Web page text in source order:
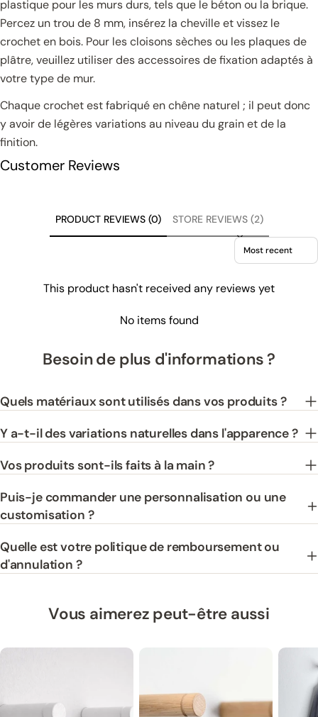
plastique pour les murs durs, tels que le béton ou la brique.
Percez un trou de 8 mm, insérez la cheville et vissez le
crochet en bois. Pour les cloisons sèches ou les plaques de
plâtre, veuillez utiliser des accessoires de fixation adaptés à
votre type de mur.
Chaque crochet est fabriqué en chêne naturel ; il peut donc
y avoir de légères variations au niveau du grain et de la
finition.
Customer Reviews
PRODUCT REVIEWS (0) STORE REVIEWS (2)
Sort reviews by
This product hasn't received any reviews yet
No items found
Besoin de plus d'informations ?
Quels matériaux sont utilisés dans vos produits ?
Y a-t-il des variations naturelles dans l'apparence ?
Vos produits sont-ils faits à la main ?
Puis-je commander une personnalisation ou une
customisation ?
Quelle est votre politique de remboursement ou
d'annulation ?
Vous aimerez peut-être aussi